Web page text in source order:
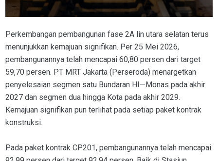
Perkembangan pembangunan fase 2A lin utara selatan terus
menunjukkan kemajuan signifikan. Per 25 Mei 2026,
pembangunannya telah mencapai 60,80 persen dari target
59,70 persen. PT MRT Jakarta (Perseroda) menargetkan
penyelesaian segmen satu Bundaran HI—Monas pada akhir
2027 dan segmen dua hingga Kota pada akhir 2029.
Kemajuan signifikan pun terlihat pada setiap paket kontrak
konstruksi.
Pada paket kontrak CP201, pembangunannya telah mencapai